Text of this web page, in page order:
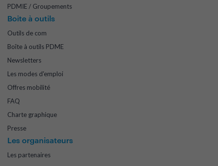
PDMIE / Groupements
Boite à outils
Outils de com
Boîte à outils PDME
Newsletters
Les modes d'emploi
Offres mobilité
FAQ
Charte graphique
Presse
Les organisateurs
Les partenaires